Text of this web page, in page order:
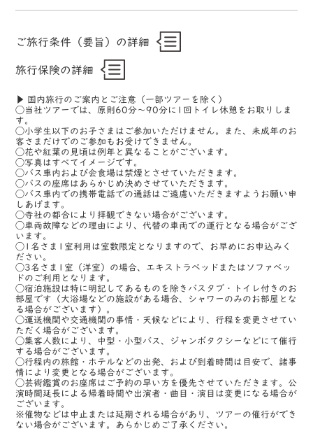
ご旅行条件（要旨）の詳細
旅行保険の詳細
▶ 国内旅行のご案内とご注意（一部ツアーを除く）
◯当社ツアーでは、原則60分〜90分に1回トイレ休憩をお取りしま
す。
◯小学生以下のお子さまはご参加いただけません。また、未成年のお
客さまだけでのご参加もお受けできません。
◯花や紅葉の見頃は例年と異なることがございます。
◯写真はすべてイメージです。
◯バス車内および会食場は禁煙とさせていただきます。
◯バスの座席はあらかじめ決めさせていただきます。
◯バス車内での携帯電話での通話はご遠慮いただきますようお願い申
しあげます。
◯寺社の都合により拝観できない場合がございます。
◯車両故障などの理由により、代替の車両での運行となる場合がござ
います。
◯1名さま1室利用は室数限定となりますので、お早めにお申込みく
ださい。
◯3名さま1室（洋室）の場合、エキストラベッドまたはソファベッ
ドのご利用となります。
◯宿泊施設は特に明記してあるものを除きバスタブ・トイレ付きのお
部屋です（大浴場などの施設がある場合、シャワーのみのお部屋とな
る場合がございます）。
◯運送機関や交通機関の事情・天候などにより、行程を変更させてい
ただく場合がございます。
◯集客人数により、中型・小型バス、ジャンボタクシーなどにて催行
する場合がございます。
◯行程内の旅館・ホテルなどの出発、および到着時間は目安で、諸事
情により変更となる場合がございます。
◯芸術鑑賞のお座席はご予約の早い方を優先させていただきます。公
演時間延長による帰着時間や出演者・曲目・演目は変更になる場合が
ございます。
※催物などは中止または延期される場合があり、ツアーの催行ができ
ない場合がございます。あらかじめご了承ください。